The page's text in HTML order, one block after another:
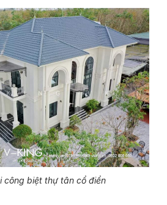
công biệt thự tân cổ điển